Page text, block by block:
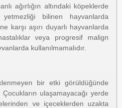
ağırlığın altındaki köpeklerde
yetmezliği bilinen hayvanlarda
karşı aşırı duyarlı hayvanlarda
veya progresif malign
kullanılmamalıdır.
bir etki görüldüğünde
ulaşamayacağı yerde
ve içeceklerden uzakta